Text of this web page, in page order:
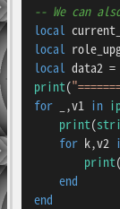
-- We can
local
local
local data2 =
print(
for _,v1 in
print(
for k,v2
print(
end
end